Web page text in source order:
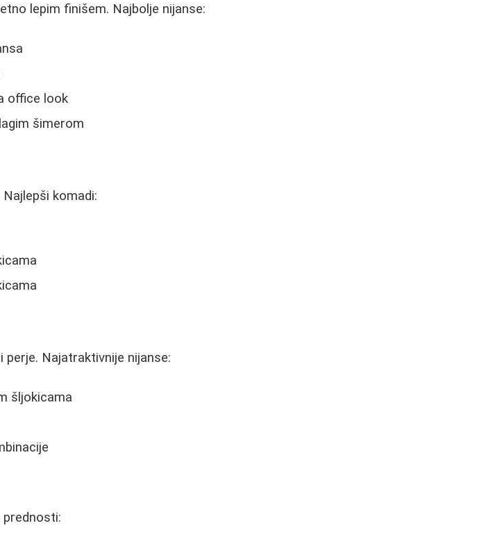
lepim finišem. Najbolje nijanse:
office look
šimerom
komadi:
Najatraktivnije nijanse:
šljokicama
prednosti: